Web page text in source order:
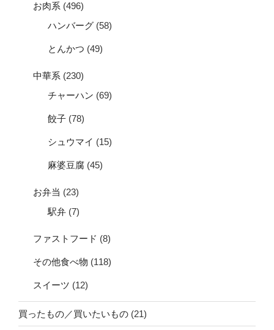
お肉系 (496)
ハンバーグ (58)
とんかつ (49)
中華系 (230)
チャーハン (69)
餃子 (78)
シュウマイ (15)
麻婆豆腐 (45)
お弁当 (23)
駅弁 (7)
ファストフード (8)
その他食べ物 (118)
スイーツ (12)
買ったもの／買いたいもの (21)